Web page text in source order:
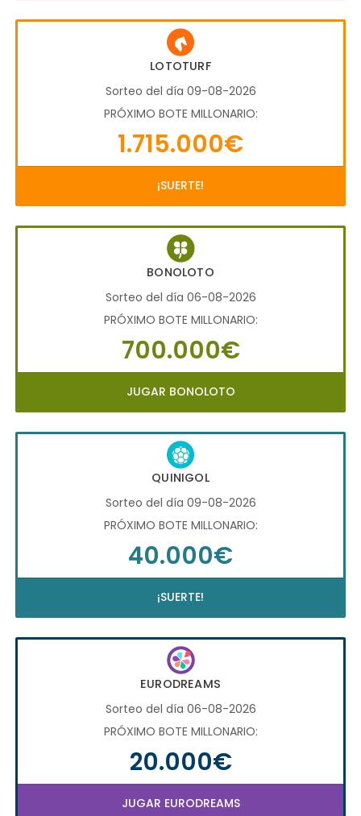
LOTOTURF
Sorteo del día 09-08-2026
PRÓXIMO BOTE MILLONARIO:
1.715.000€
¡SUERTE!
BONOLOTO
Sorteo del día 06-08-2026
PRÓXIMO BOTE MILLONARIO:
700.000€
JUGAR BONOLOTO
QUINIGOL
Sorteo del día 09-08-2026
PRÓXIMO BOTE MILLONARIO:
40.000€
¡SUERTE!
EURODREAMS
Sorteo del día 06-08-2026
PRÓXIMO BOTE MILLONARIO:
20.000€
JUGAR EURODREAMS